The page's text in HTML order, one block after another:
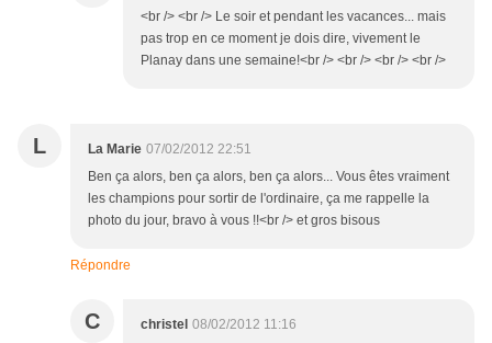
<br /> <br /> Le soir et pendant les vacances... mais
pas trop en ce moment je dois dire, vivement le
Planay dans une semaine!<br /> <br /> <br /> <br />
L La Marie 07/02/2012 22:51
Ben ça alors, ben ça alors, ben ça alors... Vous êtes vraiment
les champions pour sortir de l'ordinaire, ça me rappelle la
photo du jour, bravo à vous !!<br /> et gros bisous
Répondre
C christel 08/02/2012 11:16